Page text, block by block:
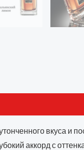
вкуса и
аккорд с